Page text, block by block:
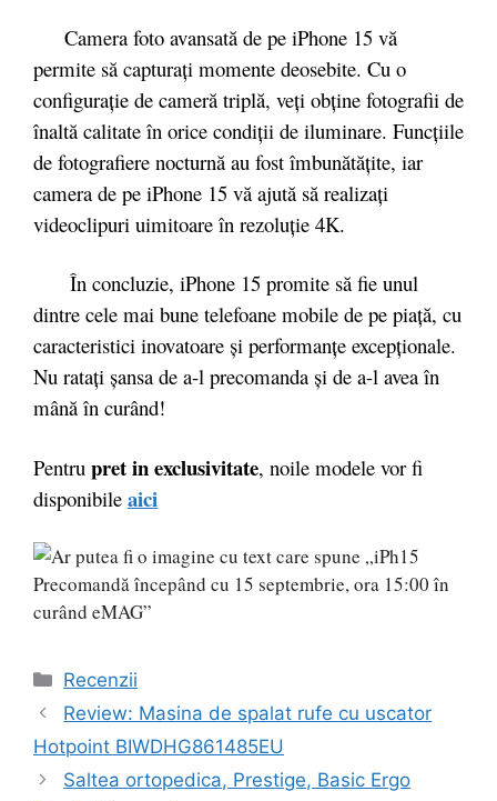
Camera foto avansată de pe iPhone 15 vă
permite să capturați momente deosebite. Cu o
configurație de cameră triplă, veți obține fotografii de
înaltă calitate în orice condiții de iluminare. Funcțiile
de fotografiere nocturnă au fost îmbunătățite, iar
camera de pe iPhone 15 vă ajută să realizați
videoclipuri uimitoare în rezoluție 4K.
În concluzie, iPhone 15 promite să fie unul
dintre cele mai bune telefoane mobile de pe piață, cu
caracteristici inovatoare și performanțe excepționale.
Nu ratați șansa de a-l precomanda și de a-l avea în
mână în curând!
Pentru pret in exclusivitate, noile modele vor fi
disponibile aici
Categorii
Recenzii
Navigare
în
articole
Review: Masina de spalat rufe cu uscator
Hotpoint BIWDHG861485EU
Saltea ortopedica, Prestige, Basic Ergo